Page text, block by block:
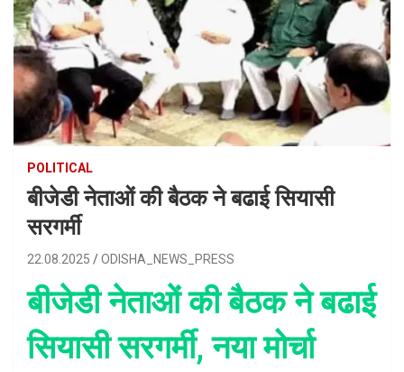
POLITICAL
बीजेडी नेताओं की बैठक ने बढाई सियासी
सरगर्मी
22.08.2025 ODISHA_NEWS_PRESS
बीजेडी नेताओं की बैठक ने बढाई
सियासी सरगर्मी, नया मोर्चा